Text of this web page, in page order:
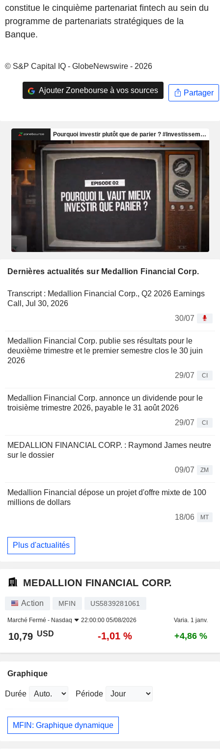
constitue le cinquième partenariat fintech au sein du
programme de partenariats stratégiques de la
Banque.
© S&P Capital IQ - GlobeNewswire - 2026
Ajouter Zonebourse à vos sources Partager
Dernières actualités sur Medallion Financial Corp.
Transcript : Medallion Financial Corp., Q2 2026 Earnings
Call, Jul 30, 2026
30/07
Medallion Financial Corp. publie ses résultats pour le
deuxième trimestre et le premier semestre clos le 30 juin
2026
29/07
CI
Medallion Financial Corp. annonce un dividende pour le
troisième trimestre 2026, payable le 31 août 2026
29/07
CI
MEDALLION FINANCIAL CORP. : Raymond James neutre
sur le dossier
09/07
ZM
Medallion Financial dépose un projet d'offre mixte de 100
millions de dollars
18/06
MT
Plus d'actualités
MEDALLION FINANCIAL CORP.
Action MFIN US5839281061
Marché Fermé - Nasdaq 22:00:00 05/08/2026 Varia. 1 janv.
10,79 USD -1,01 % +4,86 %
Graphique
Durée Période
MFIN: Graphique dynamique